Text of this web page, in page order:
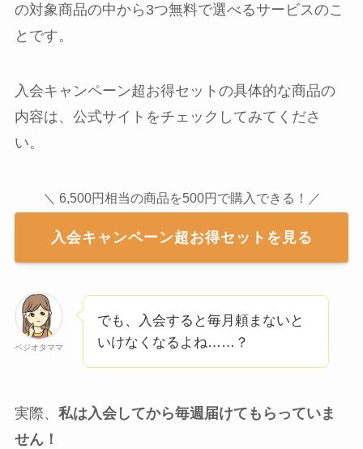
の対象商品の中から3つ無料で選べるサービスのこ
とです。
入会キャンペーン超お得セットの具体的な商品の
内容は、公式サイトをチェックしてみてくださ
い。
＼ 6,500円相当の商品を500円で購入できる！／
入会キャンペーン超お得セットを見る
ベジオタママ
でも、入会すると毎月頼まないと
いけなくなるよね……？
実際、 私は入会してから毎週届けてもらっていま
せん！